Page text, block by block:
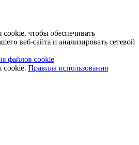
чтобы обеспечивать
веб-сайта и анализировать сетевой
файлов cookie
cookie. Правила использования